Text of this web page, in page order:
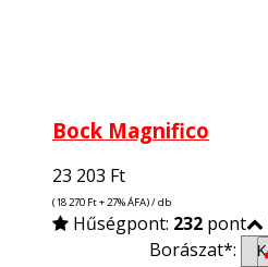
Bock Magnifico
23 203 Ft
(18 270 Ft+ 27% ÁFA) / db
Hűségpont: 232 pont
Borászat*: